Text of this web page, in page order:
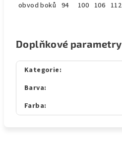
obvod boků 94 100 106 112
Doplňkové parametry
Kategorie:
Barva:
Farba: